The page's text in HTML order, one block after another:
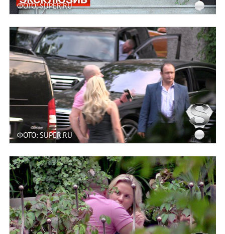
ФОТО: SUPER.RU
ФОТО: SUPER.RU